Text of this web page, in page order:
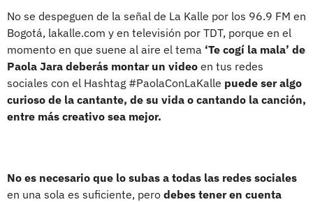
No se despeguen de la señal de La Kalle por los 96.9 FM en
Bogotá, lakalle.com y en televisión por TDT, porque en el
momento en que suene al aire el tema ‘Te cogí la mala’ de
Paola Jara deberás montar un video en tus redes
sociales con el Hashtag #PaolaConLaKalle puede ser algo
curioso de la cantante, de su vida o cantando la canción,
entre más creativo sea mejor.
No es necesario que lo subas a todas las redes sociales
en una sola es suficiente, pero debes tener en cuenta